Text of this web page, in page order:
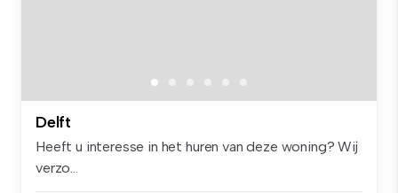
Delft
Heeft u interesse in het huren van deze woning? Wij
verzo...